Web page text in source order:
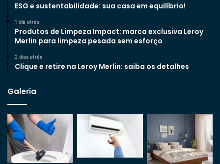
ESG e sustentabilidade: sua casa em equilíbrio!
1 dia atrás
Produtos de Limpeza Impact: marca exclusiva Leroy
Merlin para limpeza pesada sem esforço
2 dias atrás
Clique e retire na Leroy Merlin: saiba os detalhes
Galeria